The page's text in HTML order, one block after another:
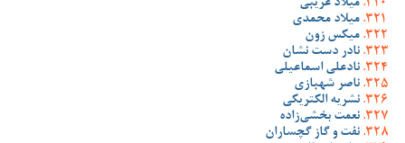
میلاد غریبی
میلاد محمدی
میکس زون
نادر دست نشان
نادعلی اسماعیلی
ناصر شهبازی
نشریه الکتریکی
نعمت بخشی‌زاده
نفت و گاز گچساران